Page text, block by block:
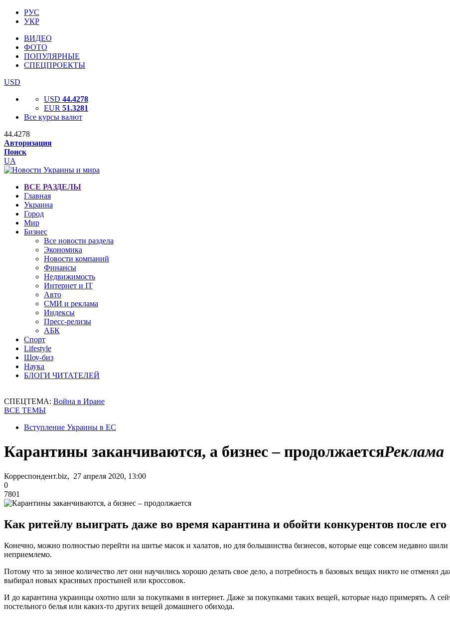
РУС
УКР
ВИДЕО
ФОТО
ПОПУЛЯРНЫЕ
СПЕЦПРОЕКТЫ
USD
USD 44.4278
EUR 51.3281
Все курсы валют
44.4278
Авторизация
Поиск
UA
ВСЕ РАЗДЕЛЫ
Главная
Украина
Город
Мир
Бизнес
Все новости раздела
Экономика
Новости компаний
Финансы
Недвижимость
Интернет и IT
Авто
СМИ и реклама
Индексы
Пресс-релизы
АБК
Спорт
Lifestyle
Шоу-биз
Наука
БЛОГИ ЧИТАТЕЛЕЙ
СПЕЦТЕМА: Война в Иране
ВСЕ ТЕМЫ
Вступление Украины в ЕС
Карантины заканчиваются, а бизнес – продолжаетсяРеклама
Корреспондент.biz, 27 апреля 2020, 13:00
0
7801
Как ритейлу выиграть даже во время карантина и обойти конкурентов после
Конечно, можно полностью перейти на шитье масок и халатов, но для большинства бизнесов, которые еще совсем недавно шили
неприемлемо.
Потому что за энное количество лет они научились хорошо делать свое дело, а потребность в базовых вещах никто не отменял
выбирал новых красивых простыней или кроссовок.
И до карантина украинцы охотно шли за покупками в интернет. Даже за покупками таких вещей, которые надо примерять. А
постельного белья или каких-то других вещей домашнего обихода.